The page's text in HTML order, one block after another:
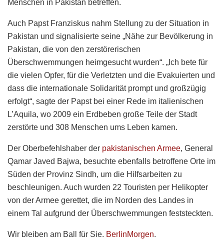
Menschen in Pakistan betreffen.
Auch Papst Franziskus nahm Stellung zu der Situation in
Pakistan und signalisierte seine „Nähe zur Bevölkerung in
Pakistan, die von den zerstörerischen
Überschwemmungen heimgesucht wurden“. „Ich bete für
die vielen Opfer, für die Verletzten und die Evakuierten und
dass die internationale Solidarität prompt und großzügig
erfolgt“, sagte der Papst bei einer Rede im italienischen
L’Aquila, wo 2009 ein Erdbeben große Teile der Stadt
zerstörte und 308 Menschen ums Leben kamen.
Der Oberbefehlshaber der pakistanischen Armee, General
Qamar Javed Bajwa, besuchte ebenfalls betroffene Orte im
Süden der Provinz Sindh, um die Hilfsarbeiten zu
beschleunigen. Auch wurden 22 Touristen per Helikopter
von der Armee gerettet, die im Norden des Landes in
einem Tal aufgrund der Überschwemmungen feststeckten.
Wir bleiben am Ball für Sie. BerlinMorgen.